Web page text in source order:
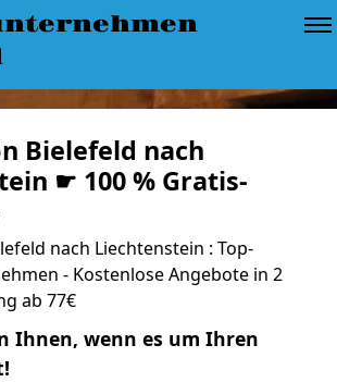
Bielefeld nach
☛ 100 % Gratis-
nach Liechtenstein : Top-
- Kostenlose Angebote in 2
ab 77€
Ihnen, wenn es um Ihren